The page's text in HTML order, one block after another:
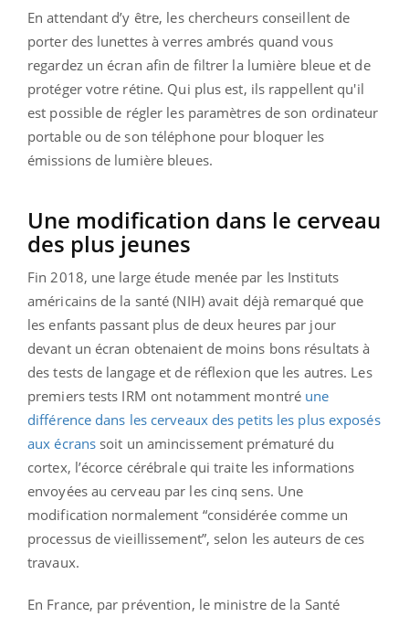
En attendant d’y être, les chercheurs conseillent de
porter des lunettes à verres ambrés quand vous
regardez un écran afin de filtrer la lumière bleue et de
protéger votre rétine. Qui plus est, ils rappellent qu'il
est possible de régler les paramètres de son ordinateur
portable ou de son téléphone pour bloquer les
émissions de lumière bleues.
Une modification dans le cerveau
des plus jeunes
Fin 2018, une large étude menée par les Instituts
américains de la santé (NIH) avait déjà remarqué que
les enfants passant plus de deux heures par jour
devant un écran obtenaient de moins bons résultats à
des tests de langage et de réflexion que les autres. Les
premiers tests IRM ont notamment montré une
différence dans les cerveaux des petits les plus exposés
aux écrans soit un amincissement prématuré du
cortex, l’écorce cérébrale qui traite les informations
envoyées au cerveau par les cinq sens. Une
modification normalement “considérée comme un
processus de vieillissement”, selon les auteurs de ces
travaux.
En France, par prévention, le ministre de la Santé